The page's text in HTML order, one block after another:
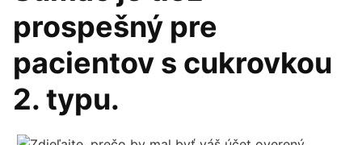
prospešný pre
pacientov s cukrovkou
2. typu.